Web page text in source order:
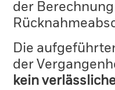
der
Die
der
kein